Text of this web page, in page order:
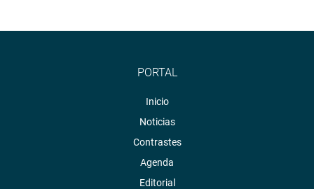
PORTAL
Inicio
Noticias
Contrastes
Agenda
Editorial